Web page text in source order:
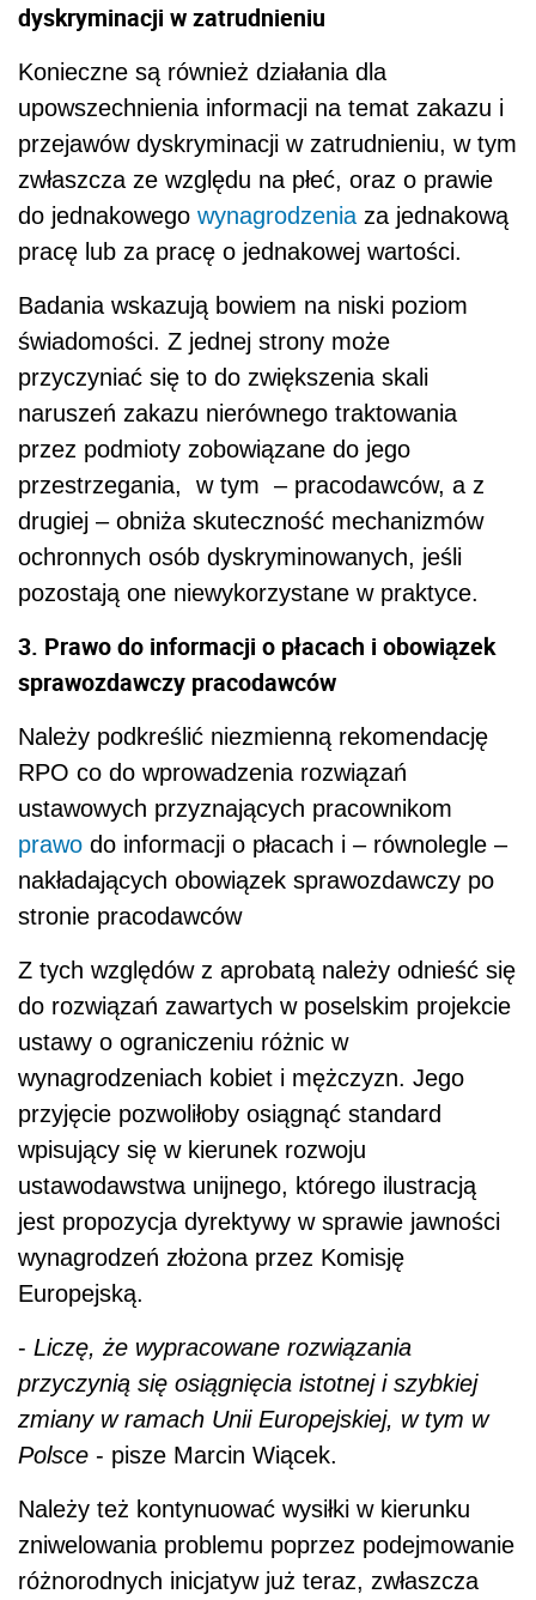
dyskryminacji w zatrudnieniu
Konieczne są również działania dla
upowszechnienia informacji na temat zakazu i
przejawów dyskryminacji w zatrudnieniu, w tym
zwłaszcza ze względu na płeć, oraz o prawie
do jednakowego wynagrodzenia za jednakową
pracę lub za pracę o jednakowej wartości.
Badania wskazują bowiem na niski poziom
świadomości. Z jednej strony może
przyczyniać się to do zwiększenia skali
naruszeń zakazu nierównego traktowania
przez podmioty zobowiązane do jego
przestrzegania, w tym – pracodawców, a z
drugiej – obniża skuteczność mechanizmów
ochronnych osób dyskryminowanych, jeśli
pozostają one niewykorzystane w praktyce.
3. Prawo do informacji o płacach i obowiązek
sprawozdawczy pracodawców
Należy podkreślić niezmienną rekomendację
RPO co do wprowadzenia rozwiązań
ustawowych przyznających pracownikom
prawo do informacji o płacach i – równolegle –
nakładających obowiązek sprawozdawczy po
stronie pracodawców
Z tych względów z aprobatą należy odnieść się
do rozwiązań zawartych w poselskim projekcie
ustawy o ograniczeniu różnic w
wynagrodzeniach kobiet i mężczyzn. Jego
przyjęcie pozwoliłoby osiągnąć standard
wpisujący się w kierunek rozwoju
ustawodawstwa unijnego, którego ilustracją
jest propozycja dyrektywy w sprawie jawności
wynagrodzeń złożona przez Komisję
Europejską.
- Liczę, że wypracowane rozwiązania
przyczynią się osiągnięcia istotnej i szybkiej
zmiany w ramach Unii Europejskiej, w tym w
Polsce - pisze Marcin Wiącek.
Należy też kontynuować wysiłki w kierunku
zniwelowania problemu poprzez podejmowanie
różnorodnych inicjatyw już teraz, zwłaszcza